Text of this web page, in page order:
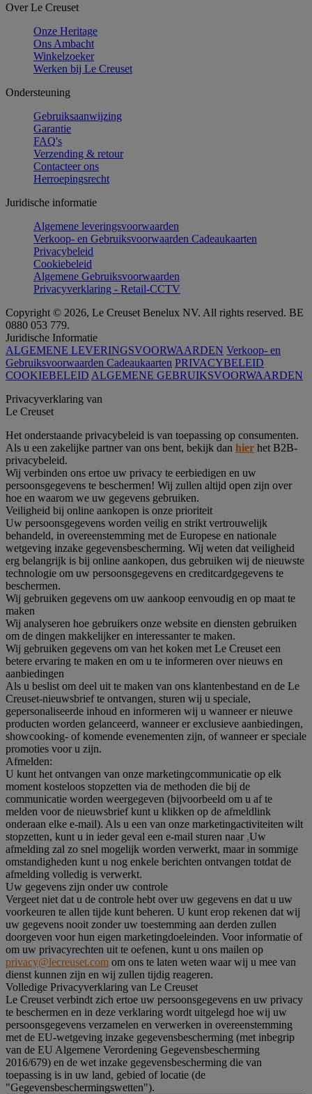
Over Le Creuset
Onze Heritage
Ons Ambacht
Winkelzoeker
Werken bij Le Creuset
Ondersteuning
Gebruiksaanwijzing
Garantie
FAQ's
Verzending & retour
Contacteer ons
Herroepingsrecht
Juridische informatie
Algemene leveringsvoorwaarden
Verkoop- en Gebruiksvoorwaarden Cadeaukaarten
Privacybeleid
Cookiebeleid
Algemene Gebruiksvoorwaarden
Privacyverklaring - Retail-CCTV
Copyright © 2026, Le Creuset Benelux NV. All rights reserved. BE
0880 053 779.
Juridische Informatie
ALGEMENE LEVERINGSVOORWAARDEN Verkoop- en
Gebruiksvoorwaarden Cadeaukaarten PRIVACYBELEID
COOKIEBELEID ALGEMENE GEBRUIKSVOORWAARDEN
Privacyverklaring van
Le Creuset
Het onderstaande privacybeleid is van toepassing op consumenten.
Als u een zakelijke partner van ons bent, bekijk dan hier het B2B-
privacybeleid.
Wij verbinden ons ertoe uw privacy te eerbiedigen en uw
persoonsgegevens te beschermen! Wij zullen altijd open zijn over
hoe en waarom we uw gegevens gebruiken.
Veiligheid bij online aankopen is onze prioriteit
Uw persoonsgegevens worden veilig en strikt vertrouwelijk
behandeld, in overeenstemming met de Europese en nationale
wetgeving inzake gegevensbescherming. Wij weten dat veiligheid
erg belangrijk is bij online aankopen, dus gebruiken wij de nieuwste
technologie om uw persoonsgegevens en creditcardgegevens te
beschermen.
Wij gebruiken gegevens om uw aankoop eenvoudig en op maat te
maken
Wij analyseren hoe gebruikers onze website en diensten gebruiken
om de dingen makkelijker en interessanter te maken.
Wij gebruiken gegevens om van het koken met Le Creuset een
betere ervaring te maken en om u te informeren over nieuws en
aanbiedingen
Als u beslist om deel uit te maken van ons klantenbestand en de Le
Creuset-nieuwsbrief te ontvangen, sturen wij u speciale,
gepersonaliseerde inhoud en informeren wij u wanneer er nieuwe
producten worden gelanceerd, wanneer er exclusieve aanbiedingen,
showcooking- of komende evenementen zijn, of wanneer er speciale
promoties voor u zijn.
Afmelden:
U kunt het ontvangen van onze marketingcommunicatie op elk
moment kosteloos stopzetten via de methoden die bij de
communicatie worden weergegeven (bijvoorbeeld om u af te
melden voor de nieuwsbrief kunt u klikken op de afmeldlink
onderaan elke e-mail). Als u een van onze marketingactiviteiten wilt
stopzetten, kunt u in ieder geval een e-mail sturen naar .Uw
afmelding zal zo snel mogelijk worden verwerkt, maar in sommige
omstandigheden kunt u nog enkele berichten ontvangen totdat de
afmelding volledig is verwerkt.
Uw gegevens zijn onder uw controle
Vergeet niet dat u de controle hebt over uw gegevens en dat u uw
voorkeuren te allen tijde kunt beheren. U kunt erop rekenen dat wij
uw gegevens nooit zonder uw toestemming aan derden zullen
doorgeven voor hun eigen marketingdoeleinden. Voor informatie of
om uw privacyrechten uit te oefenen, kunt u ons mailen op
privacy@lecreuset.com om ons te laten weten waar wij u mee van
dienst kunnen zijn en wij zullen tijdig reageren.
Volledige Privacyverklaring van Le Creuset
Le Creuset verbindt zich ertoe uw persoonsgegevens en uw privacy
te beschermen en in deze verklaring wordt uitgelegd hoe wij uw
persoonsgegevens verzamelen en verwerken in overeenstemming
met de EU-wetgeving inzake gegevensbescherming (met inbegrip
van de EU Algemene Verordening Gegevensbescherming
2016/679) en de wet inzake gegevensbescherming die van
toepassing is in uw land, gebied of locatie (de
"Gegevensbeschermingswetten").